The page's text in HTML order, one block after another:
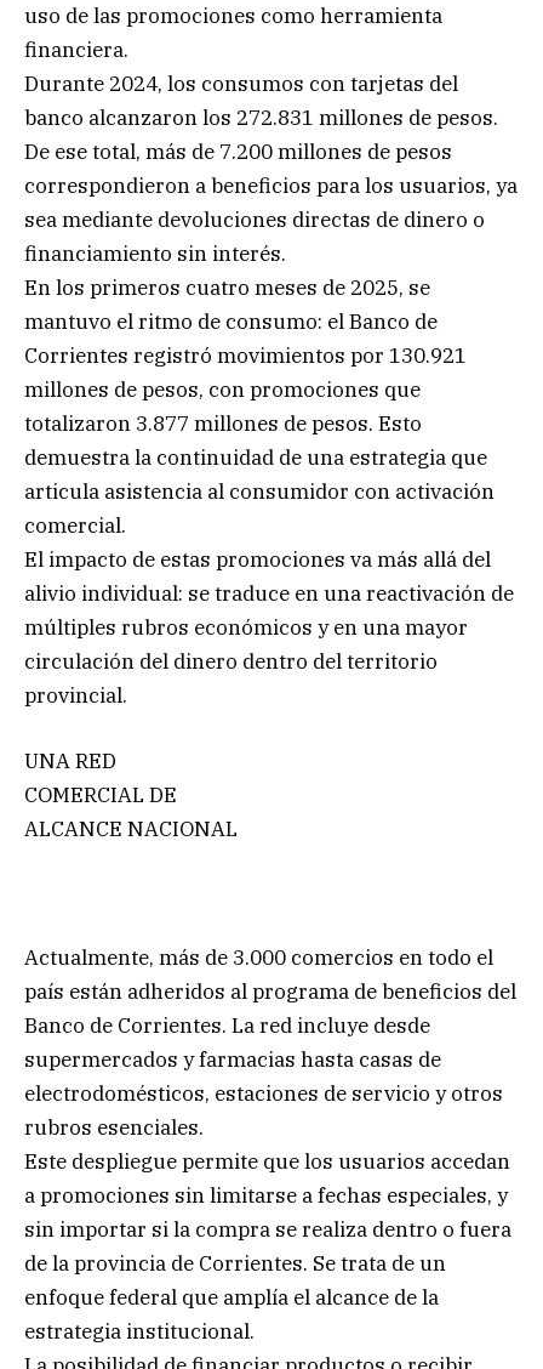
uso de las promociones como herramienta
financiera.
Durante 2024, los consumos con tarjetas del
banco alcanzaron los 272.831 millones de pesos.
De ese total, más de 7.200 millones de pesos
correspondieron a beneficios para los usuarios, ya
sea mediante devoluciones directas de dinero o
financiamiento sin interés.
En los primeros cuatro meses de 2025, se
mantuvo el ritmo de consumo: el Banco de
Corrientes registró movimientos por 130.921
millones de pesos, con promociones que
totalizaron 3.877 millones de pesos. Esto
demuestra la continuidad de una estrategia que
articula asistencia al consumidor con activación
comercial.
El impacto de estas promociones va más allá del
alivio individual: se traduce en una reactivación de
múltiples rubros económicos y en una mayor
circulación del dinero dentro del territorio
provincial.
UNA RED
COMERCIAL DE
ALCANCE NACIONAL
Actualmente, más de 3.000 comercios en todo el
país están adheridos al programa de beneficios del
Banco de Corrientes. La red incluye desde
supermercados y farmacias hasta casas de
electrodomésticos, estaciones de servicio y otros
rubros esenciales.
Este despliegue permite que los usuarios accedan
a promociones sin limitarse a fechas especiales, y
sin importar si la compra se realiza dentro o fuera
de la provincia de Corrientes. Se trata de un
enfoque federal que amplía el alcance de la
estrategia institucional.